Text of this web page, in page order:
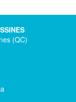
(QC)